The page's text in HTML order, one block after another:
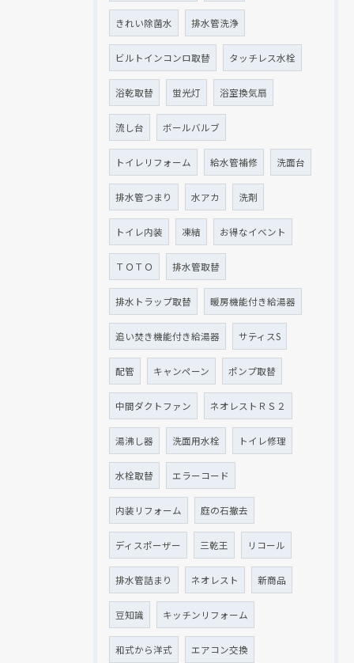
きれい除菌水 排水管洗浄
ビルトインコンロ取替 タッチレス水栓
浴乾取替 蛍光灯 浴室換気扇
流し台 ボールバルブ
トイレリフォーム 給水管補修 洗面台
排水管つまり 水アカ 洗剤
トイレ内装 凍結 お得なイベント
ＴＯＴＯ 排水管取替
排水トラップ取替 暖房機能付き給湯器
追い焚き機能付き給湯器 サティスS
配管 キャンペーン ポンプ取替
中間ダクトファン ネオレストＲＳ２
湯沸し器 洗面用水栓 トイレ修理
水栓取替 エラーコード
内装リフォーム 庭の石撤去
ディスポーザー 三乾王 リコール
排水管詰まり ネオレスト 新商品
豆知識 キッチンリフォーム
和式から洋式 エアコン交換